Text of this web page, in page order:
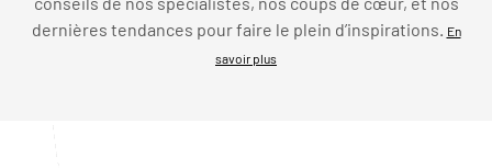
dernières tendances pour faire le plein d’inspirations.
En
savoir plus